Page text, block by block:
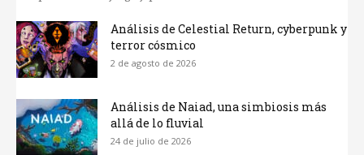
Análisis de Celestial Return, cyberpunk y
terror cósmico
2 de agosto de 2026
Análisis de Naiad, una simbiosis más
allá de lo fluvial
24 de julio de 2026